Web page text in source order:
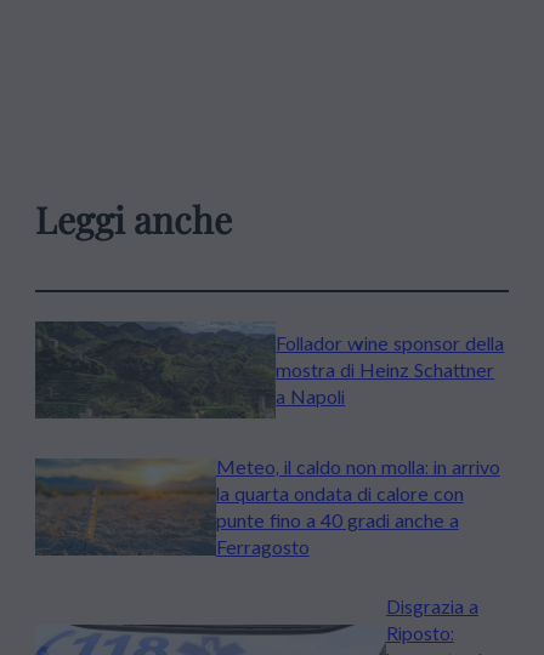
Leggi anche
Follador wine sponsor della
mostra di Heinz Schattner
a Napoli
Meteo, il caldo non molla: in arrivo
la quarta ondata di calore con
punte fino a 40 gradi anche a
Ferragosto
Disgrazia a
Riposto: